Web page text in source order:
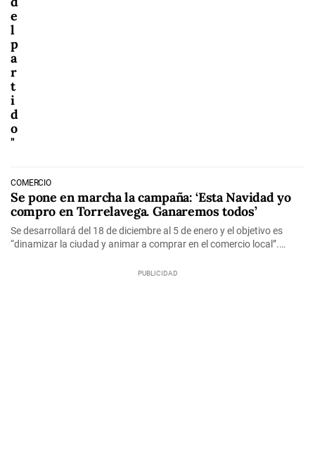
e
l
p
a
r
t
i
d
o
"
COMERCIO
Se pone en marcha la campaña: ‘Esta Navidad yo
compro en Torrelavega. Ganaremos todos’
Se desarrollará del 18 de diciembre al 5 de enero y el objetivo es
“dinamizar la ciudad y animar a comprar en el comercio local”.…